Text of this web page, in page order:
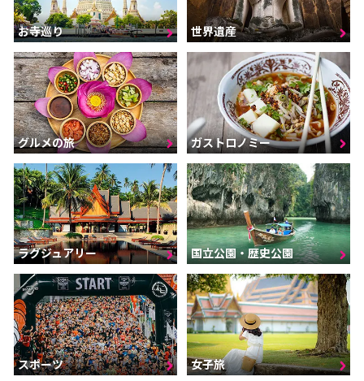
お寺巡り 世界遺産
グルメの旅 ガストロノミー
ラグジュアリー 国立公園・歴史公園
スポーツ 女子旅